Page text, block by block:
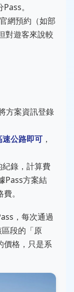
。
網預約（如部
對遊客來說較
方案資訊登錄
速公路即可 ，
紀錄，計算費
Pass方案結
。
，每次通過
段的「原
價格，只是系